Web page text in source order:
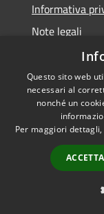
Informativa
Note legali
Dichiarazione
RSS
Accessibilità
Questo sito web
necessari al
nonché un
Per maggiori